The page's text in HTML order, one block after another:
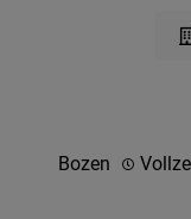
Bozen